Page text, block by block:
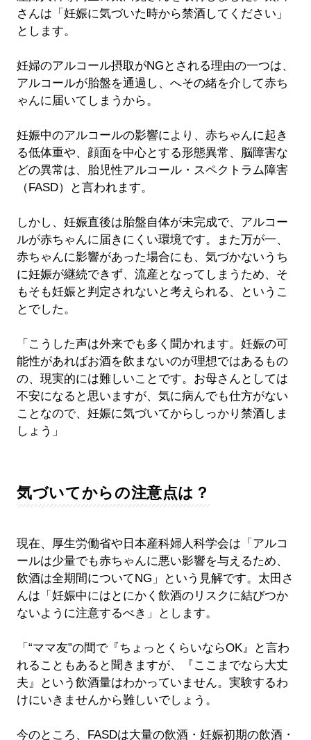
さんは「妊娠に気づいた時から禁酒してください」
とします。
妊婦のアルコール摂取がNGとされる理由の一つは、
アルコールが胎盤を通過し、へその緒を介して赤ち
ゃんに届いてしまうから。
妊娠中のアルコールの影響により、赤ちゃんに起き
る低体重や、顔面を中心とする形態異常、脳障害な
ど​​の異常は、胎児性アルコール・スペクトラム障害
（FASD）と言われます。
しかし、妊娠直後は胎盤自体が未完成で、アルコー
ルが赤ちゃんに届きにくい環境です。また万が一、
赤ちゃんに影響があった場合にも、気づかないうち
に妊娠が継続できず、流産となってしまうため、そ
もそも妊娠と判定されないと考えられる、というこ
とでした。
「こうした声は外来でも多く聞かれます。妊娠の可
能性があればお酒を飲まないのが理想ではあるもの
の、現実的には難しいことです。お母さんとしては
不安になると思いますが、気に病んでも仕方がない
ことなので、妊娠に気づいてからしっかり禁酒しま
しょう」
気づいてからの注意点は？
現在、厚生労働省や日本産科婦人科学会は「アルコ
ールは少量でも赤ちゃんに悪い影響を与えるため、
飲酒は全期間についてNG」という見解です。太田さ
んは「妊娠中にはとにかく飲酒のリスクに結びつか
ないように注意するべき」とします。
「“ママ友”の間で『ちょっとくらいならOK』と言わ
れることもあると聞きますが、『ここまでなら大丈
夫』という飲酒量はわかっていません。実験するわ
けにいきませんから難しいでしょう。
今のところ、FASDは大量の飲酒・妊娠初期の飲酒・